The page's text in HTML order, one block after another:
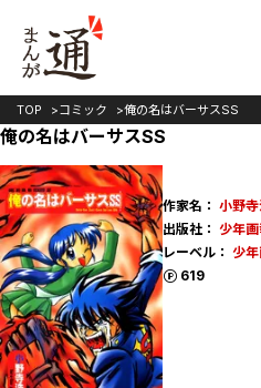
TOP コミック 俺の名はバーサスSS
俺の名はバーサスSS
作家名： 小野
出版社： 少年
レーベル： 少
619
ポイント